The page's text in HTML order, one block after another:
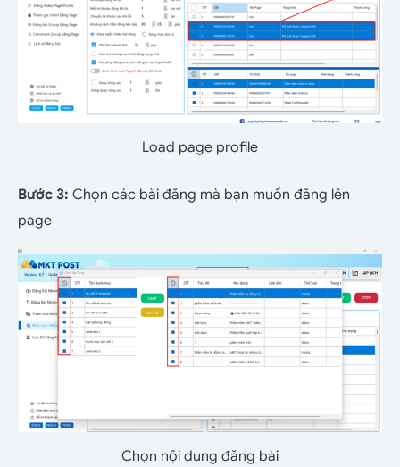
Load page profile
Bước 3: Chọn các bài đăng mà bạn muốn đăng lên
page
Chọn nội dung đăng bài